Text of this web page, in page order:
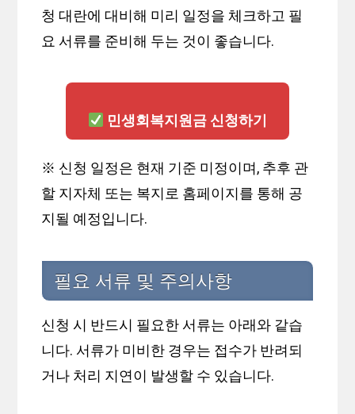
청 대란에 대비해 미리 일정을 체크하고 필
요 서류를 준비해 두는 것이 좋습니다.
민생회복지원금 신청하기
※ 신청 일정은 현재 기준 미정이며, 추후 관
할 지자체 또는 복지로 홈페이지를 통해 공
지될 예정입니다.
필요 서류 및 주의사항
신청 시 반드시 필요한 서류는 아래와 같습
니다. 서류가 미비한 경우는 접수가 반려되
거나 처리 지연이 발생할 수 있습니다.